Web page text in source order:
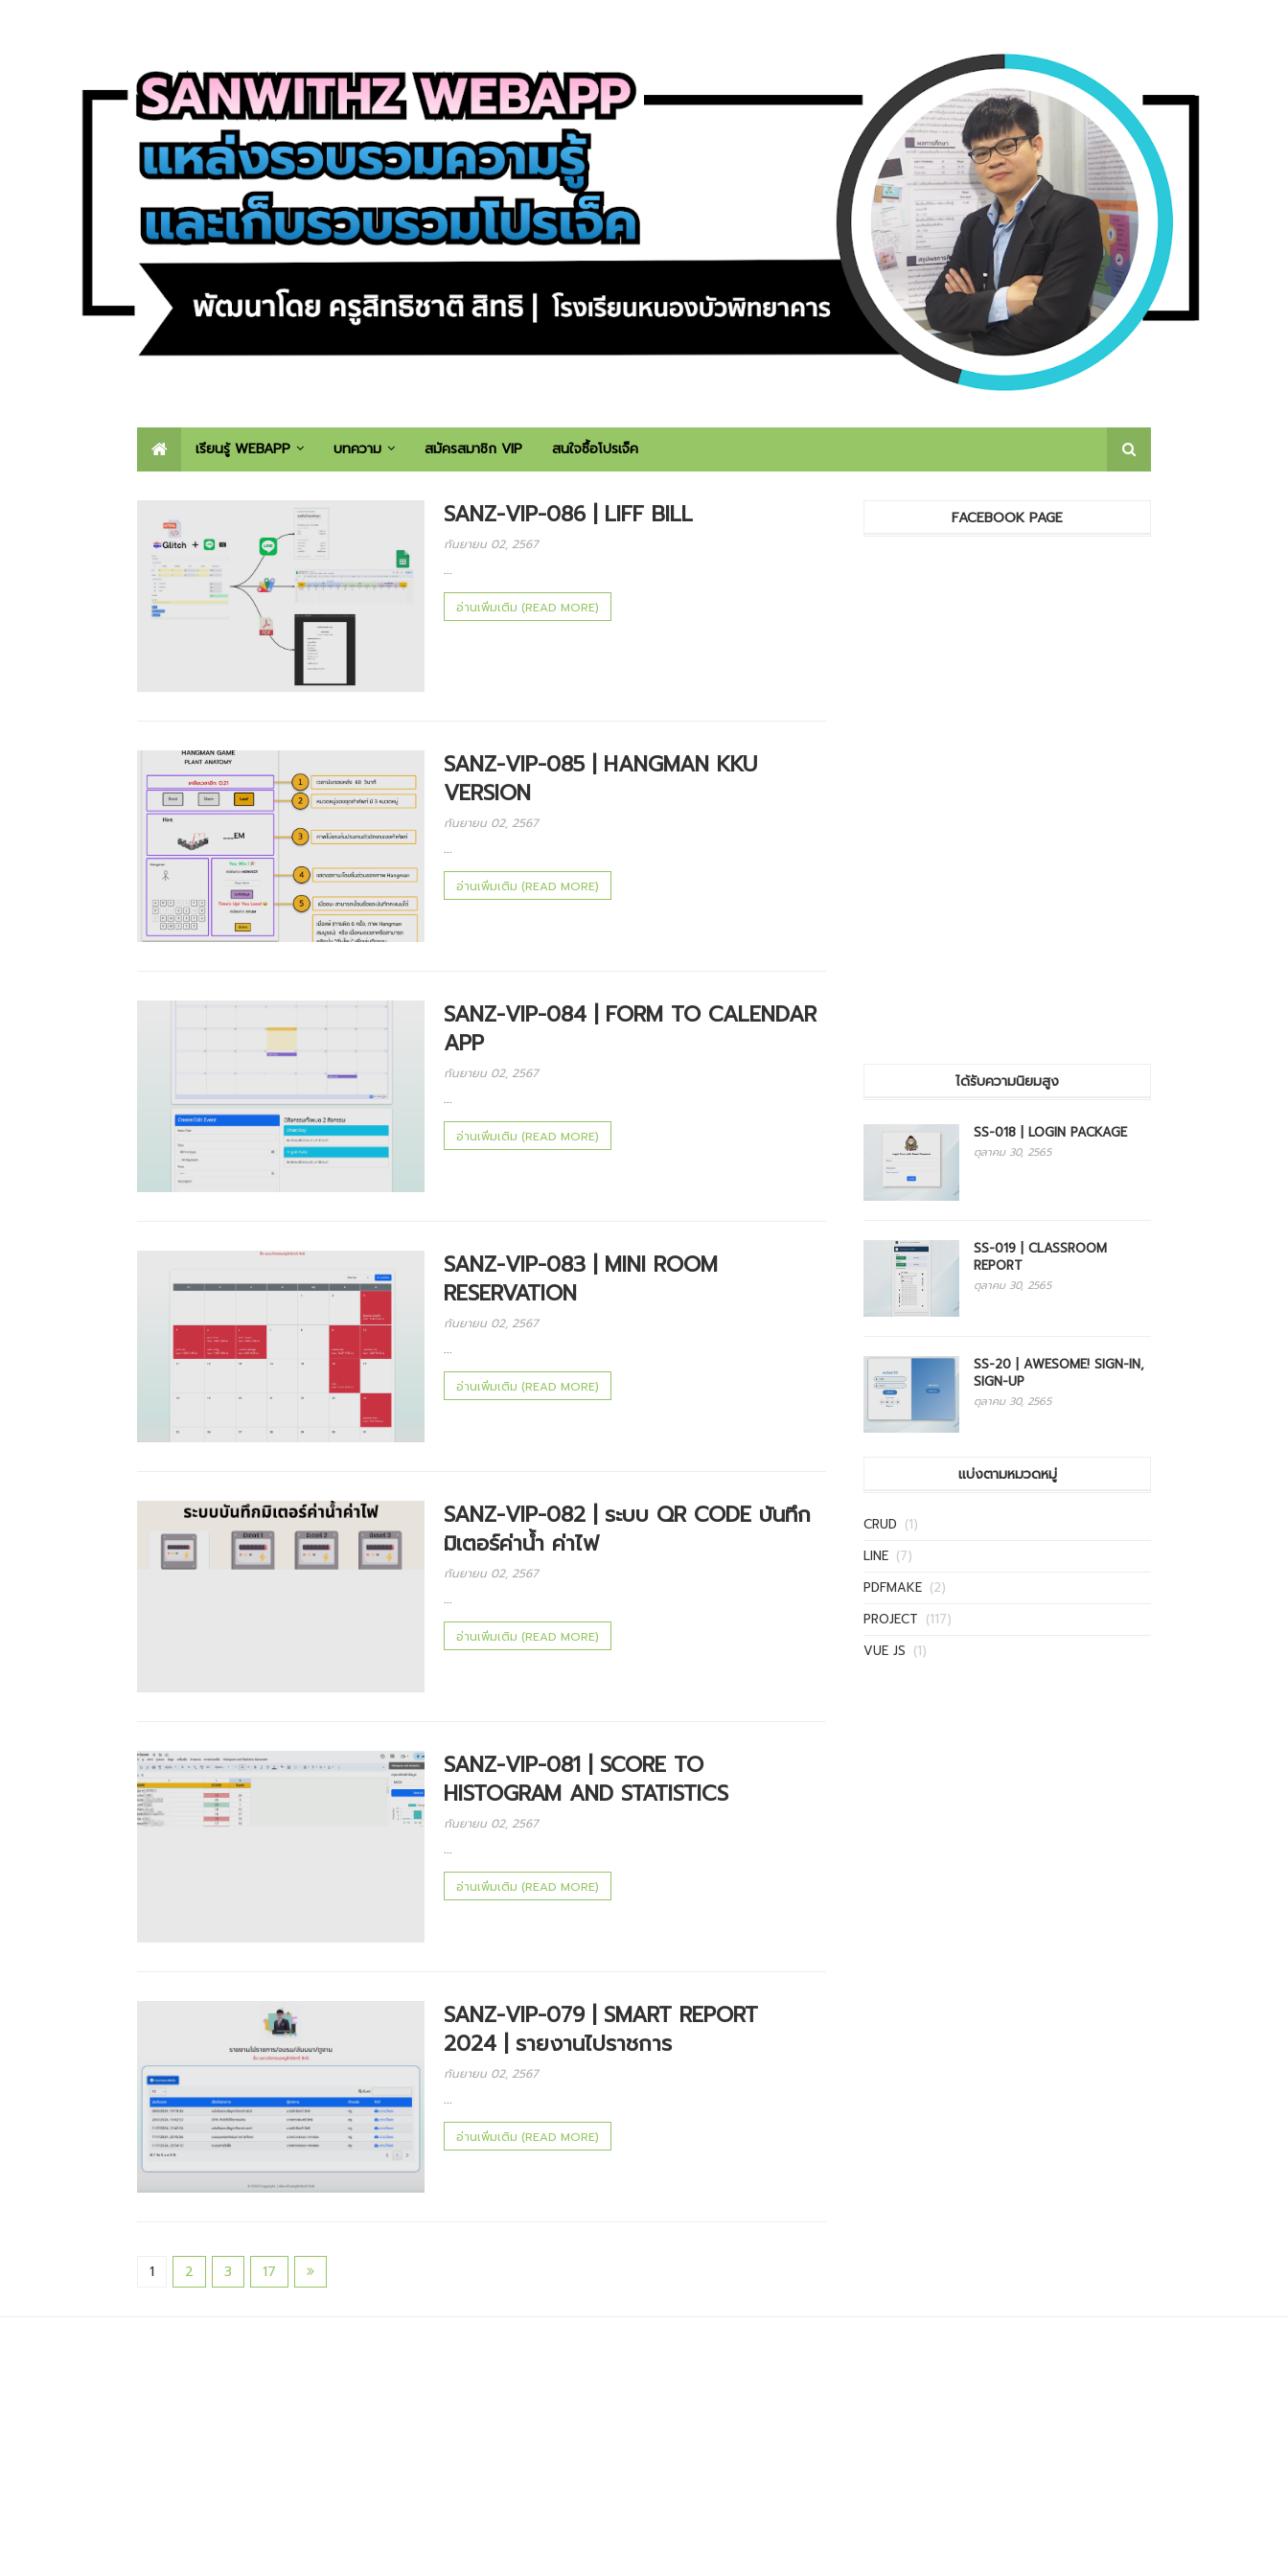
เรียนรู้ WEBAPP บทความ สมัครสมาชิก VIP สนใจซื้อโปรเจ็ค
SANZ-VIP-086 | LIFF BILL
กันยายน 02, 2567
...
อ่านเพิ่มเติม (READ MORE)
SANZ-VIP-085 | HANGMAN KKU
VERSION
กันยายน 02, 2567
...
อ่านเพิ่มเติม (READ MORE)
SANZ-VIP-084 | FORM TO CALENDAR
APP
กันยายน 02, 2567
...
อ่านเพิ่มเติม (READ MORE)
SANZ-VIP-083 | MINI ROOM
RESERVATION
กันยายน 02, 2567
...
อ่านเพิ่มเติม (READ MORE)
SANZ-VIP-082 | ระบบ QR CODE บันทึก
มิเตอร์ค่าน้ำ ค่าไฟ
กันยายน 02, 2567
...
อ่านเพิ่มเติม (READ MORE)
SANZ-VIP-081 | SCORE TO
HISTOGRAM AND STATISTICS
กันยายน 02, 2567
...
อ่านเพิ่มเติม (READ MORE)
SANZ-VIP-079 | SMART REPORT
2024 | รายงานไปราชการ
กันยายน 02, 2567
...
อ่านเพิ่มเติม (READ MORE)
1 2 3 17
FACEBOOK PAGE
ได้รับความนิยมสูง
SS-018 | LOGIN PACKAGE
ตุลาคม 30, 2565
SS-019 | CLASSROOM
REPORT
ตุลาคม 30, 2565
SS-20 | AWESOME! SIGN-IN,
SIGN-UP
ตุลาคม 30, 2565
แบ่งตามหมวดหมู่
CRUD (1)
LINE (7)
PDFMAKE (2)
PROJECT (117)
VUE JS (1)